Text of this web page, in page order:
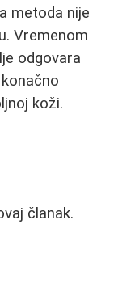
metoda nije
Vremenom
odgovara
koži.
članak.